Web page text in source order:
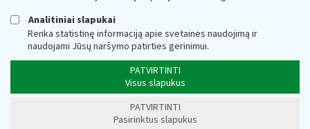
Analitiniai slapukai
Renka statistinę informaciją apie svetainės naudojimą ir
naudojami Jūsų naršymo patirties gerinimui.
PATVIRTINTI
Visus slapukus
PATVIRTINTI
Pasirinktus slapukus